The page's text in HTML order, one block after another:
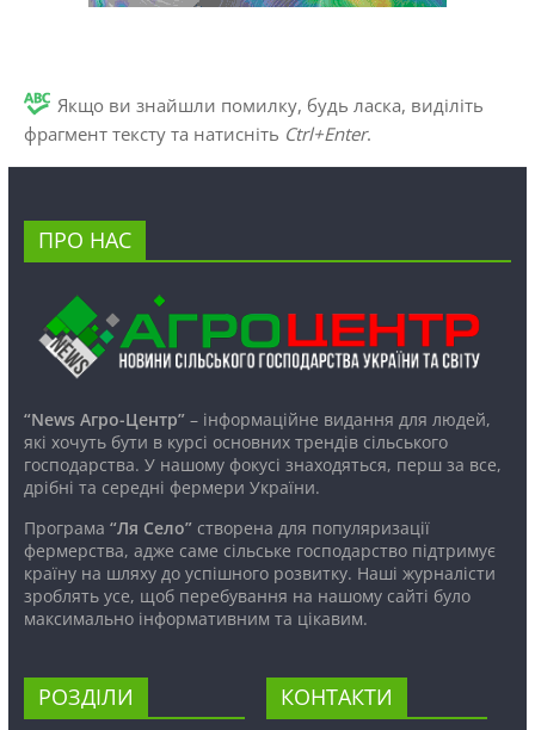
Якщо ви знайшли помилку, будь ласка, виділіть
фрагмент тексту та натисніть Ctrl+Enter.
ПРО НАС
“News Агро-Центр”– інформаційне видання для людей,
які хочуть бути в курсі основних трендів сільського
господарства. У нашому фокусі знаходяться, перш за все,
дрібні та середні фермери України.
Програма “Ля Село”створена для популяризації
фермерства, адже саме сільське господарство підтримує
країну на шляху до успішного розвитку. Наші журналісти
зроблять усе, щоб перебування на нашому сайті було
максимально інформативним та цікавим.
РОЗДІЛИ КОНТАКТИ